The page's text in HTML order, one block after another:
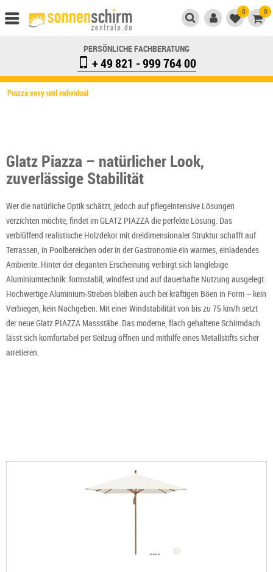
0 0
PERSÖNLICHE FACHBERATUNG
+ 49 821 - 999 764 00
Piazza easy und individual
Glatz Piazza – natürlicher Look,
zuverlässige Stabilität
Wer die natürliche Optik schätzt, jedoch auf pflegeintensive Lösungen
verzichten möchte, findet im GLATZ PIAZZA die perfekte Lösung. Das
verblüffend realistische Holzdekor mit dreidimensionaler Struktur schafft auf
Terrassen, in Poolbereichen oder in der Gastronomie ein warmes, einladendes
Ambiente. Hinter der eleganten Erscheinung verbirgt sich langlebige
Aluminiumtechnik: formstabil, windfest und auf dauerhafte Nutzung ausgelegt.
Hochwertige Aluminium-Streben bleiben auch bei kräftigen Böen in Form – kein
Verbiegen, kein Nachgeben. Mit einer Windstabilität von bis zu 75 km/h setzt
der neue Glatz PIAZZA Massstäbe. Das moderne, flach gehaltene Schirmdach
lässt sich komfortabel per Seilzug öffnen und mithilfe eines Metallstifts sicher
arretieren.